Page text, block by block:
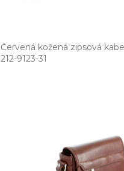
Červená kožená zipsová
212­-9123­-31